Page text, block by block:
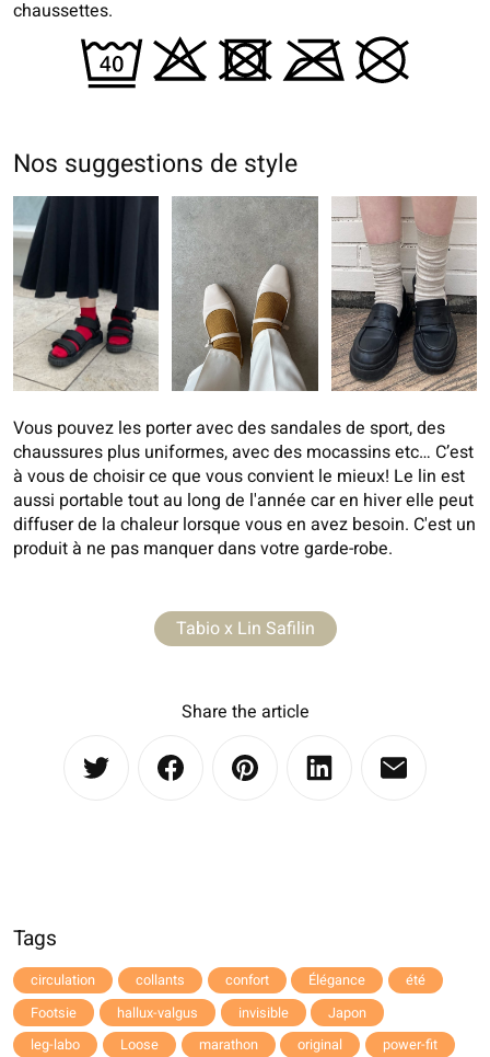
chaussettes.
Nos suggestions de style
Vous pouvez les porter avec des sandales de sport, des
chaussures plus uniformes, avec des mocassins etc… C’est
à vous de choisir ce que vous convient le mieux! Le lin est
aussi portable tout au long de l'année car en hiver elle peut
diffuser de la chaleur lorsque vous en avez besoin. C'est un
produit à ne pas manquer dans votre garde-robe.
Tabio x Lin Safilin
Share the article
Tags
circulation collants confort Élégance
été
Footsie
hallux-valgus invisible
Japon
leg-labo
Loose marathon original
power-fit